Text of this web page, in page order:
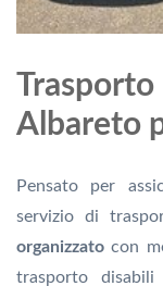
Albareto
Pensato per
servizio di
organizzato con
trasporto